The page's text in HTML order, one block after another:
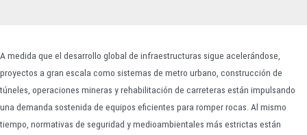
A medida que el desarrollo global de infraestructuras sigue acelerándose,
proyectos a gran escala como sistemas de metro urbano, construcción de
túneles, operaciones mineras y rehabilitación de carreteras están impulsando
una demanda sostenida de equipos eficientes para romper rocas. Al mismo
tiempo, normativas de seguridad y medioambientales más estrictas están